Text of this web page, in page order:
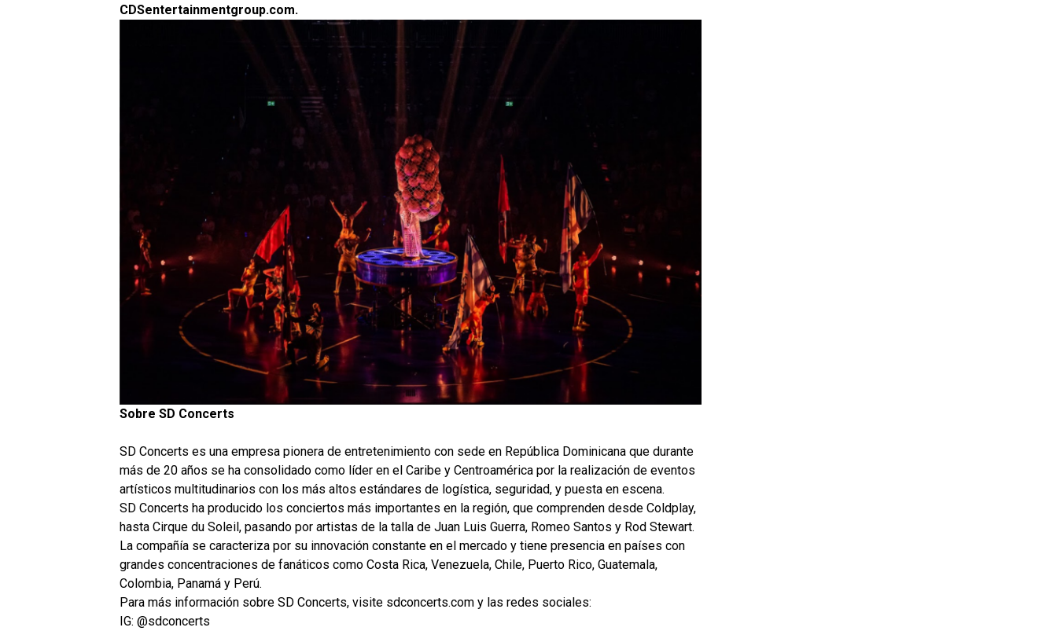
CDSentertainmentgroup.com.
Sobre SD Concerts
SD Concerts es una empresa pionera de entretenimiento con sede en República Dominicana que durante
más de 20 años se ha consolidado como líder en el Caribe y Centroamérica por la realización de eventos
artísticos multitudinarios con los más altos estándares de logística, seguridad, y puesta en escena.
SD Concerts ha producido los conciertos más importantes en la región, que comprenden desde Coldplay,
hasta Cirque du Soleil, pasando por artistas de la talla de Juan Luis Guerra, Romeo Santos y Rod Stewart.
La compañía se caracteriza por su innovación constante en el mercado y tiene presencia en países con
grandes concentraciones de fanáticos como Costa Rica, Venezuela, Chile, Puerto Rico, Guatemala,
Colombia, Panamá y Perú.
Para más información sobre SD Concerts, visite sdconcerts.com y las redes sociales:
IG: @sdconcerts